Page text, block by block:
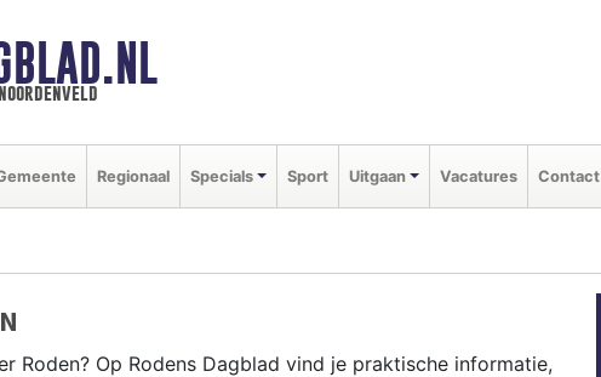
Regionaal Specials Sport Uitgaan Vacatures Contact
Roden? Op Rodens Dagblad vind je praktische informatie,